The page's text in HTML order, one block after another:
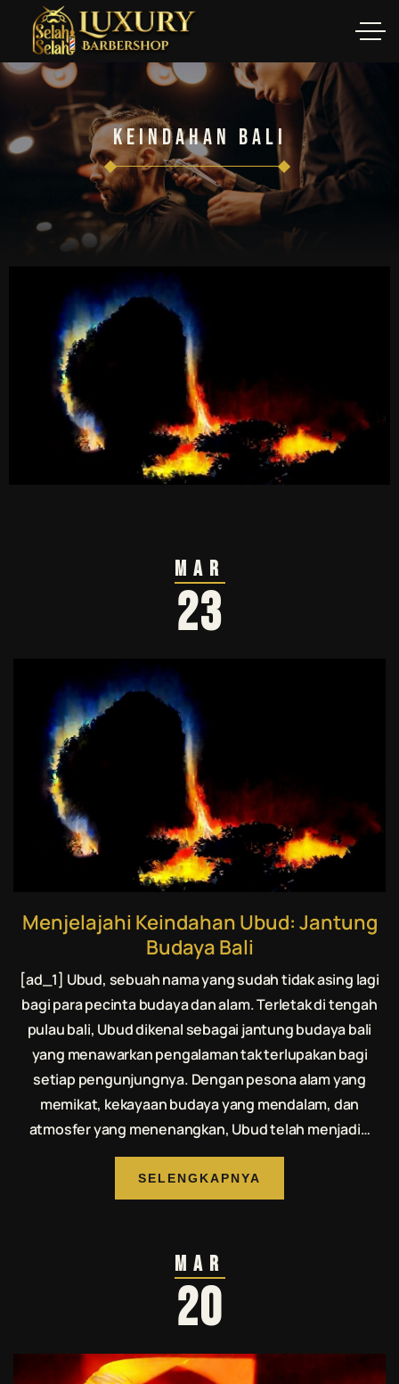
Keindahan Bali
Mar
23
Menjelajahi Keindahan Ubud: Jantung
Budaya Bali
[ad_1] Ubud, sebuah nama yang sudah tidak asing lagi
bagi para pecinta budaya dan alam. Terletak di tengah
pulau bali, Ubud dikenal sebagai jantung budaya bali
yang menawarkan pengalaman tak terlupakan bagi
setiap pengunjungnya. Dengan pesona alam yang
memikat, kekayaan budaya yang mendalam, dan
atmosfer yang menenangkan, Ubud telah menjadi…
SELENGKAPNYA
Mar
20